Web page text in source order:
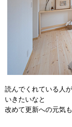
読んでくれている人
いきたいなと
改めて更新への元気